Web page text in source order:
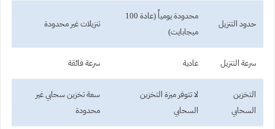
حدود التنزيل
محدودة يومياً (عادة 100
ميجابايت)
تنزيلات غير محدودة
سرعة التنزيل عادية سرعة فائقة
التخزين
السحابي
لا تتوفر ميزة التخزين
السحابي
سعة تخزين سحابي غير
محدودة